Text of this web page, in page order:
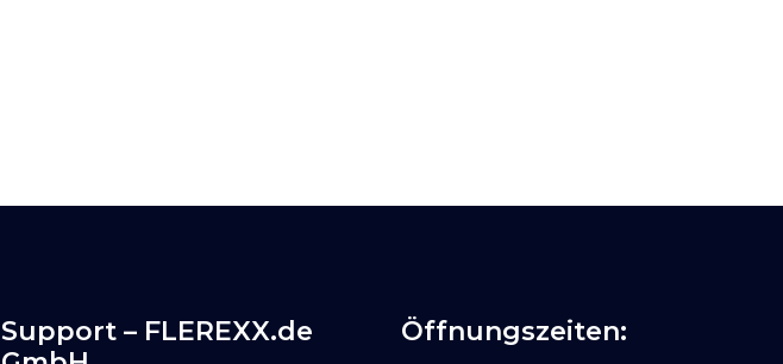
Support – FLEREXX.de
Öffnungszeiten: